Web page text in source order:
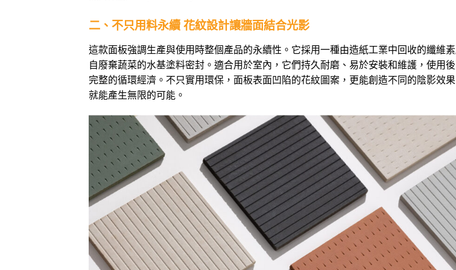
二、不只用料永續 花紋設計讓牆面結合光影
這款面板強調生產與使用時整個產品的永續性。它採用一種由造紙工業中回收的纖維
自廢棄蔬菜的水基塗料密封。適合用於室內，它們持久耐磨、易於安裝和維護，使用
完整的循環經濟。不只實用環保，面板表面凹陷的花紋圖案，更能創造不同的陰影效
就能產生無限的可能。